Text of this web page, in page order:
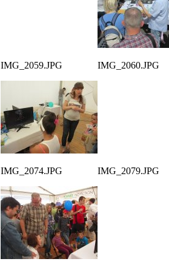
IMG_2059.JPG IMG_2060.JPG
IMG_2074.JPG IMG_2079.JPG